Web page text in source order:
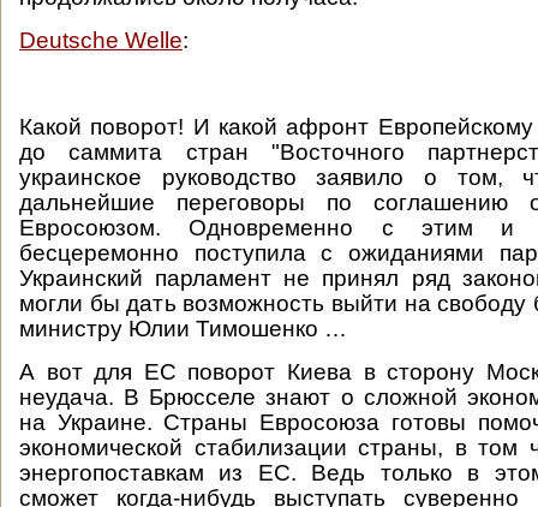
Deutsche Welle:
Какой поворот! И какой афронт
до саммита стран "Восточного
украинское руководство заявило о том,
дальнейшие переговоры по соглашению
Евросоюзом. Одновременно с этим и
бесцеремонно поступила с ожиданиями
Украинский парламент не принял ряд
могли бы дать возможность выйти на
министру Юлии Тимошенко …
А вот для ЕС поворот Киева в сторону
неудача. В Брюсселе знают о сложной
на Украине. Страны Евросоюза готовы
экономической стабилизации страны, в том
энергопоставкам из ЕС. Ведь только в
сможет когда-нибудь выступать